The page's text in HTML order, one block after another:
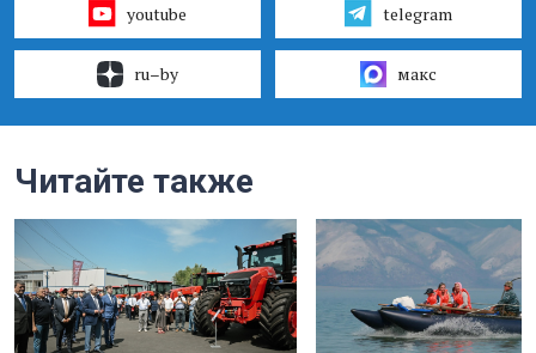
youtube telegram
ru–by макс
Читайте также